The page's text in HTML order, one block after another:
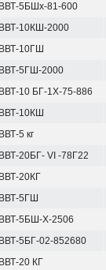
ВВТ-5БШх-81-600
ВВТ-10КШ-2000
ВВТ-10ГШ
ВВТ-5ГШ-2000
ВВТ-10 БГ-1Х-75-886
ВВТ-10КШ
ВВТ-5 кг
ВВТ-20БГ- VI -78Г22
ВВТ-20КГ
ВВТ-5ГШ
ВВТ-5БШ-Х-2506
ВВТ-5БГ-02-852680
ВВТ-20 КГ